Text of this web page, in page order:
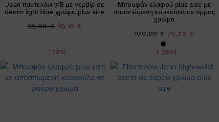
Jean παντελόνι 7/8 με νερβίρ σε
denim light blue χρώμα plus size
(-10%)
Ειδική
89,10 €
99,00 €
Μπουφάν ελαφρύ plus size με
αποσπώμενη κουκούλα σε άμμος
χρώμα
(-30%)
Ειδική
70,00 €
100,00 €